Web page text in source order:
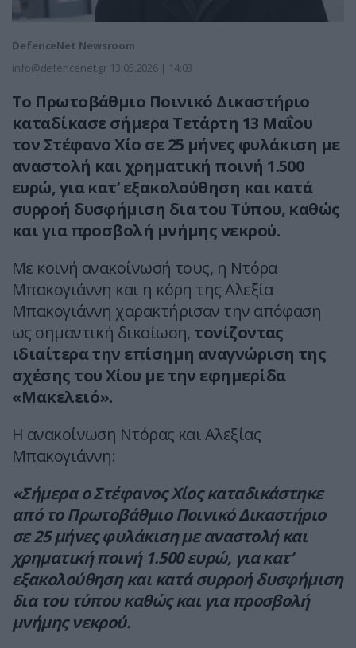
DefenceNet Newsroom
info@defencenet.gr 13.05.2026 | 14:03
Το Πρωτοβάθμιο Ποινικό Δικαστήριο
καταδίκασε σήμερα Τετάρτη 13 Μαΐου
τον Στέφανο Χίο σε 25 μήνες φυλάκιση με
αναστολή και χρηματική ποινή 1.500
ευρώ, για κατ’ εξακολούθηση και κατά
συρροή δυσφήμιση δια του Τύπου, καθώς
και για προσβολή μνήμης νεκρού.
Με κοινή ανακοίνωσή τους, η Ντόρα
Μπακογιάννη και η κόρη της Αλεξία
Μπακογιάννη χαρακτήρισαν την απόφαση
ως σημαντική δικαίωση, τονίζοντας
ιδιαίτερα την επίσημη αναγνώριση της
σχέσης του Χίου με την εφημερίδα
«Μακελειό».
Η ανακοίνωση Ντόρας και Αλεξίας
Μπακογιάννη:
«Σήμερα ο Στέφανος Χίος καταδικάστηκε
από το Πρωτοβάθμιο Ποινικό Δικαστήριο
σε 25 μήνες φυλάκιση με αναστολή και
χρηματική ποινή 1.500 ευρώ, για κατ’
εξακολούθηση και κατά συρροή δυσφήμιση
δια του τύπου καθώς και για προσβολή
μνήμης νεκρού.